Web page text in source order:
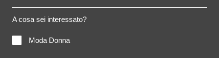
A cosa sei interessato?
Moda Donna